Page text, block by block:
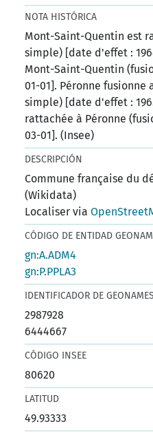
NOTA HISTÓRICA
Mont-Saint-Quentin est
simple) [date d'effet :
Mont-Saint-Quentin
01-01]. Péronne fusionne
simple) [date d'effet :
rattachée à Péronne
03-01]. (Insee)
DESCRIPCIÓN
Commune française du
(Wikidata)
Localiser via
CÓDIGO DE ENTIDAD
gn:A.ADM4
gn:P.PPLA3
IDENTIFICADOR DE GEONAMES
2987928
6444667
CÓDIGO INSEE
80620
LATITUD
49.93333